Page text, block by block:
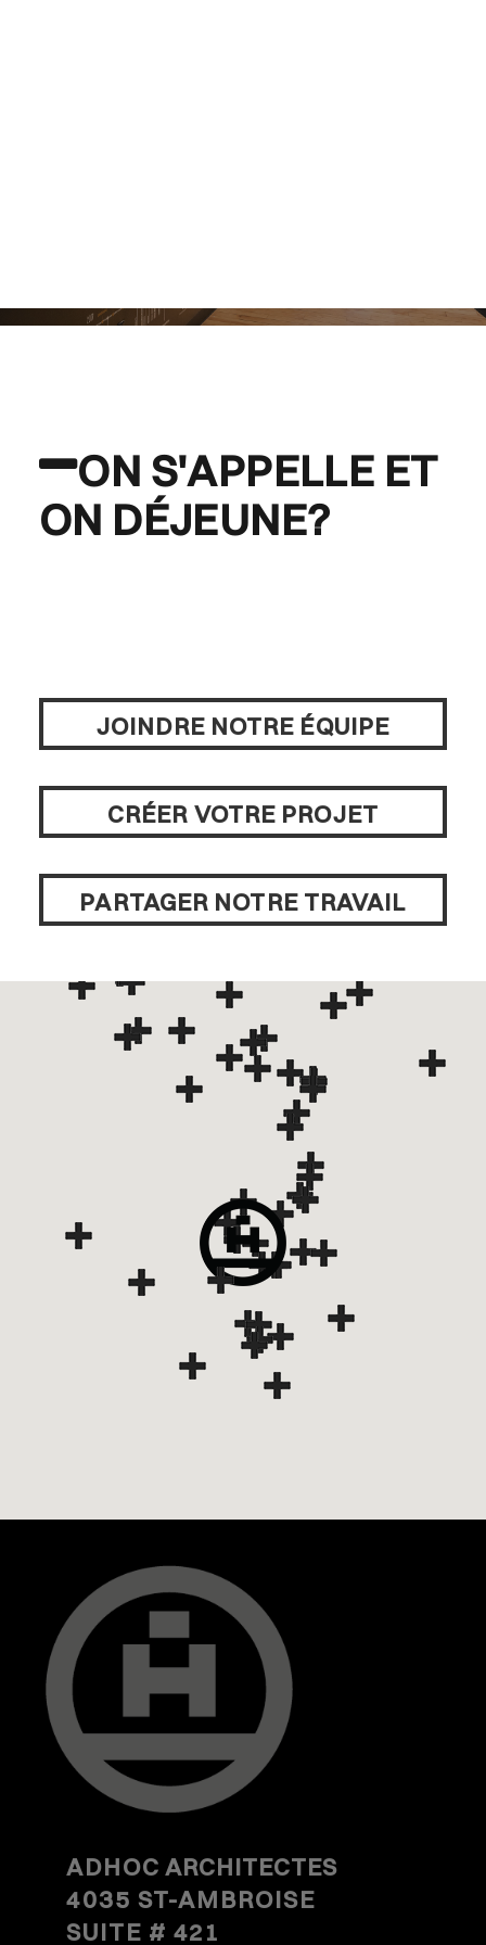
ON S'APPELLE ET
ON DÉJEUNE?
JOINDRE NOTRE ÉQUIPE
CRÉER VOTRE PROJET
PARTAGER NOTRE TRAVAIL
ADHOC ARCHITECTES
4035 ST-AMBROISE
SUITE # 421